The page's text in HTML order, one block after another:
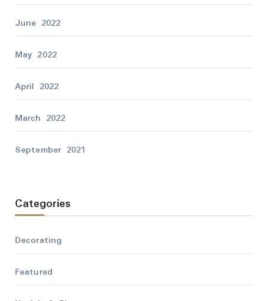
June 2022
May 2022
April 2022
March 2022
September 2021
Categories
Decorating
Featured